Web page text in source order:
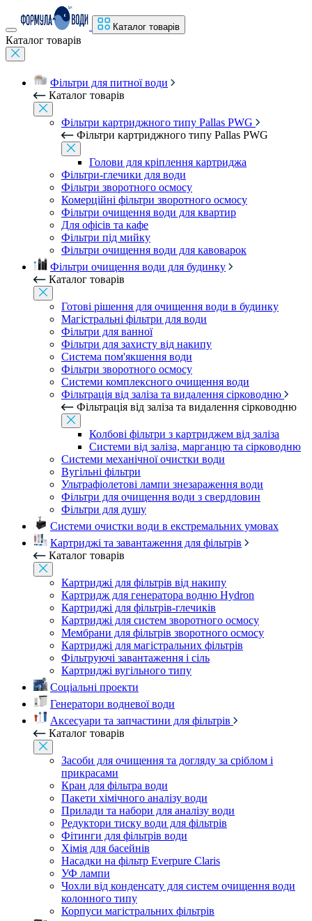
Каталог товарів
Каталог товарів
Фільтри для питної води
Каталог товарів
Фільтри картриджного типу Pallas PWG
Фільтри картриджного типу Pallas PWG
Голови для кріплення картриджа
Фільтри-глечики для води
Фільтри зворотного осмосу
Комерційні фільтри зворотного осмосу
Фільтри очищення води для квартир
Для офісів та кафе
Фільтри під мийку
Фільтри очищення води для кавоварок
Фільтри очищення води для будинку
Каталог товарів
Готові рішення для очищення води в будинку
Магістральні фільтри для води
Фільтри для ванної
Фільтри для захисту від накипу
Система пом'якшення води
Фільтри зворотного осмосу
Системи комплексного очищення води
Фільтрація від заліза та видалення сірководню
Фільтрація від заліза та видалення сірководню
Колбові фільтри з картриджем від заліза
Системи від заліза, марганцю та сірководню
Системи механічної очистки води
Вугільні фільтри
Ультрафіолетові лампи знезараження води
Фільтри для очищення води з свердловин
Фільтри для душу
Системи очистки води в екстремальних умовах
Картриджі та завантаження для фільтрів
Каталог товарів
Картриджі для фільтрів від накипу
Картридж для генератора водню Hydron
Картриджі для фільтрів-глечиків
Картриджі для систем зворотного осмосу
Мембрани для фільтрів зворотного осмосу
Картриджі для магістральних фільтрів
Фільтруючі завантаження і сіль
Картриджі вугільного типу
Соціальні проекти
Генератори водневої води
Аксесуари та запчастини для фільтрів
Каталог товарів
Засоби для очищення та догляду за сріблом і
прикрасами
Кран для фільтра води
Пакети хімічного аналізу води
Прилади та набори для аналізу води
Редуктори тиску води для фільтрів
Фітинги для фільтрів води
Хімія для басейнів
Насадки на фільтр Everpure Claris
УФ лампи
Чохли від конденсату для систем очищення води
колонного типу
Корпуси магістральних фільтрів